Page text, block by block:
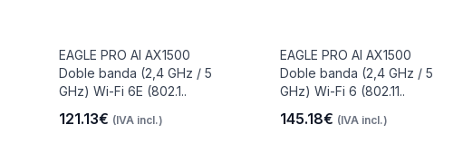
EAGLE PRO AI AX1500
Doble banda (2,4 GHz / 5
GHz) Wi-Fi 6E (802.1..
121.13€ (IVA incl.)
EAGLE PRO AI AX1500
Doble banda (2,4 GHz / 5
GHz) Wi-Fi 6 (802.11..
145.18€ (IVA incl.)